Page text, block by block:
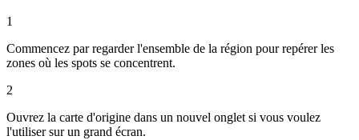
1
Commencez par regarder l'ensemble de la région pour repérer les
zones où les spots se concentrent.
2
Ouvrez la carte d'origine dans un nouvel onglet si vous voulez
l'utiliser sur un grand écran.